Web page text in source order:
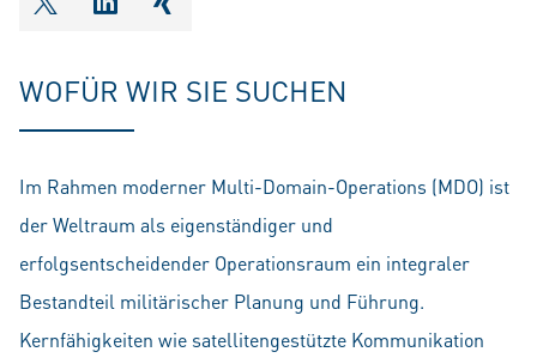
shareOntwitter
shareOnlinkedIn
shareOnxing
WOFÜR WIR SIE SUCHEN
Im Rahmen moderner Multi-Domain-Operations (MDO) ist
der Weltraum als eigenständiger und
erfolgsentscheidender Operationsraum ein integraler
Bestandteil militärischer Planung und Führung.
Kernfähigkeiten wie satellitengestützte Kommunikation